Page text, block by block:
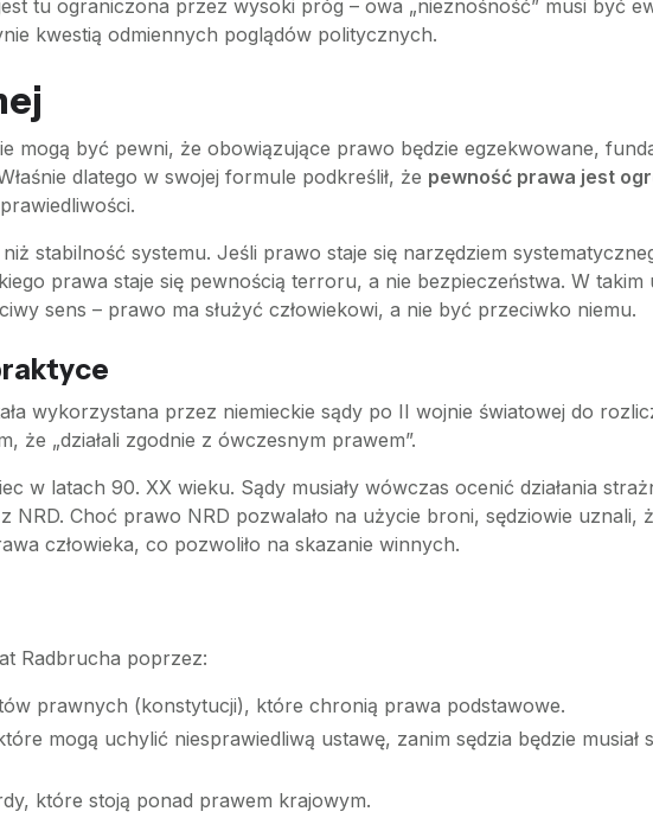
tu ograniczona przez wysoki próg – owa „nieznośność” musi być
kwestią odmiennych poglądów politycznych.
mogą być pewni, że obowiązujące prawo będzie egzekwowane,
dlatego w swojej formule podkreślił, że pewność prawa jest
stabilność systemu. Jeśli prawo staje się narzędziem
prawa staje się pewnością terroru, a nie bezpieczeństwa. W takim
sens – prawo ma służyć człowiekowi, a nie być przeciwko niemu.
wykorzystana przez niemieckie sądy po II wojnie światowej do
„działali zgodnie z ówczesnym prawem”.
w latach 90. XX wieku. Sądy musiały wówczas ocenić działania
Choć prawo NRD pozwalało na użycie broni, sędziowie uznali,
człowieka, co pozwoliło na skazanie winnych.
Radbrucha poprzez:
prawnych (konstytucji), które chronią prawa podstawowe.
mogą uchylić niesprawiedliwą ustawę, zanim sędzia będzie musiał
które stoją ponad prawem krajowym.